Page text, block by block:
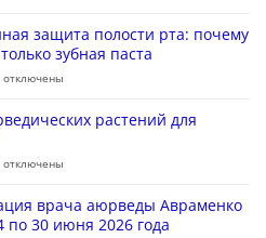
защита полости рта: почему
зубная паста
отключены
растений для
отключены
врача аюрведы Авраменко
30 июня 2026 года